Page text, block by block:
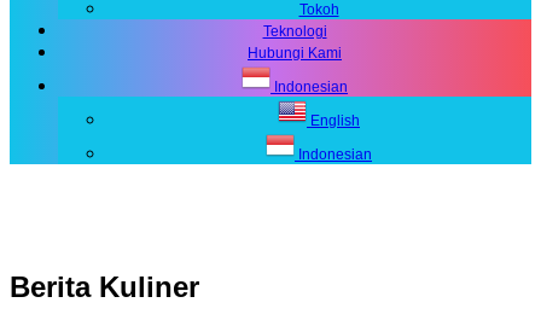
Tokoh
Teknologi
Hubungi Kami
Indonesian
English
Indonesian
Berita Kuliner